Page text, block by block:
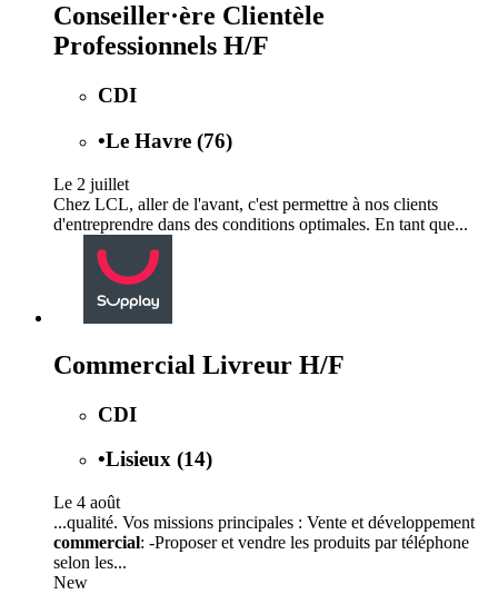
Conseiller·ère Clientèle
Professionnels H/F
CDI
•Le Havre (76)
Le 2 juillet
Chez LCL, aller de l'avant, c'est permettre à nos clients
d'entreprendre dans des conditions optimales. En tant que...
Commercial Livreur H/F
CDI
•Lisieux (14)
Le 4 août
...qualité. Vos missions principales : Vente et développement
commercial: -Proposer et vendre les produits par téléphone
selon les...
New